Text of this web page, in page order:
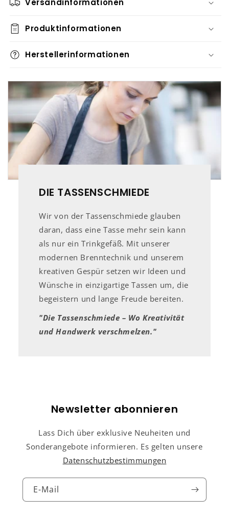
Versandinformationen
Produktinformationen
Herstellerinformationen
DIE TASSENSCHMIEDE
Wir von der Tassenschmiede glauben
daran, dass eine Tasse mehr sein kann
als nur ein Trinkgefäß. Mit unserer
modernen Brenntechnik und unserem
kreativen Gespür setzen wir Ideen und
Wünsche in einzigartige Tassen um, die
begeistern und lange Freude bereiten.
"Die Tassenschmiede – Wo Kreativität
und Handwerk verschmelzen."
Newsletter abonnieren
Lass Dich über exklusive Neuheiten und
Sonderangebote informieren. Es gelten unsere
Datenschutzbestimmungen
E-Mail